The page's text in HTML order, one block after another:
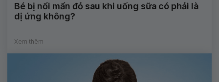
Bé bị nổi mẩn đỏ sau khi uống sữa có phải là
dị ứng không?
Xem thêm